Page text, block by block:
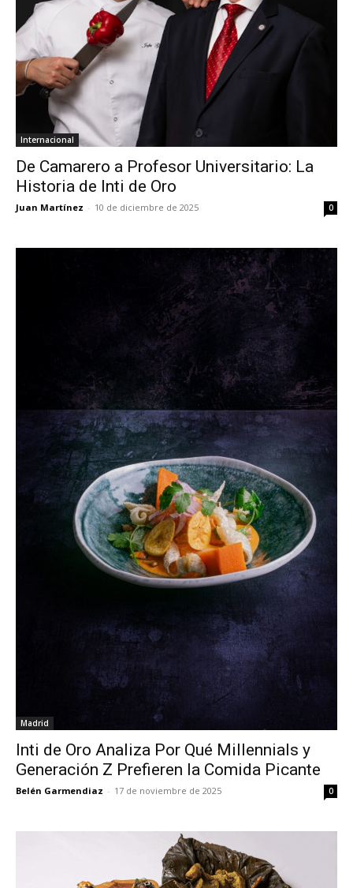
Internacional
De Camarero a Profesor Universitario: La
Historia de Inti de Oro
Juan Martínez - 10 de diciembre de 2025 0
Madrid
Inti de Oro Analiza Por Qué Millennials y
Generación Z Prefieren la Comida Picante
Belén Garmendiaz - 17 de noviembre de 2025 0